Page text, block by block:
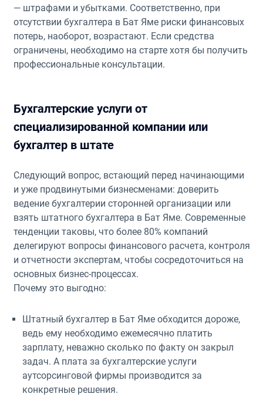
— штрафами и убытками. Соответственно, при
отсутствии бухгалтера в Бат Яме риски финансовых
потерь, наоборот, возрастают. Если средства
ограничены, необходимо на старте хотя бы получить
профессиональные консультации.
Бухгалтерские услуги от
специализированной компании или
бухгалтер в штате
Следующий вопрос, встающий перед начинающими
и уже продвинутыми бизнесменами: доверить
ведение бухгалтерии сторонней организации или
взять штатного бухгалтера в Бат Яме. Современные
тенденции таковы, что более 80% компаний
делегируют вопросы финансового расчета, контроля
и отчетности экспертам, чтобы сосредоточиться на
основных бизнес-процессах.
Почему это выгодно:
Штатный бухгалтер в Бат Яме обходится дороже,
ведь ему необходимо ежемесячно платить
зарплату, неважно сколько по факту он закрыл
задач. А плата за бухгалтерские услуги
аутсорсинговой фирмы производится за
конкретные решения.